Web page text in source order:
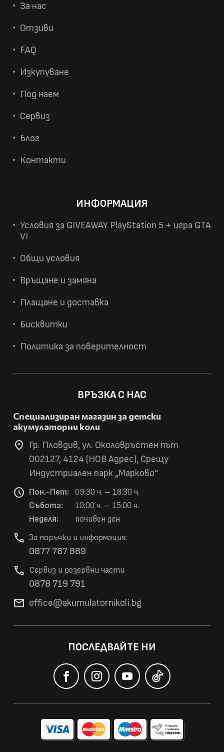
За нас
Отзиви
FAQ
Изкупуване
Под наем
Сервиз
Блог
Контакти
ИНФОРМАЦИЯ
Условия за GIVEAWAY PlayStation 5 + игра GTA
VI
Общи условия
Връщане и замяна
Плащане и доставка
Бисквитки
Политика за поверителност
ВРЪЗКА С НАС
Специализиран магазин за детски
акумулаторни коли
location_on
Гр. Пловдив, ул. Околовръстен път
002127, 4124 (НОВ Адрес), Срещу
Индустриален парк „Марково“
schedule Пон.-Пет:
09:30 ч. – 18:30 ч.
Събота:
10:00 ч. – 15:00 ч.
Неделя:
почивен ден
За поръчки и информация:
phone
0877 787 889
Сервиз и резервни части
phone
0878 719 791
mail office@akumulatornikoli.bg
ПОСЛЕДВАЙТЕ НИ